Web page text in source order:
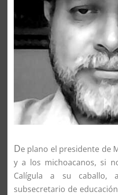
De plano el presidente de
y a los michoacanos, si
Calígula a su caballo,
subsecretario de